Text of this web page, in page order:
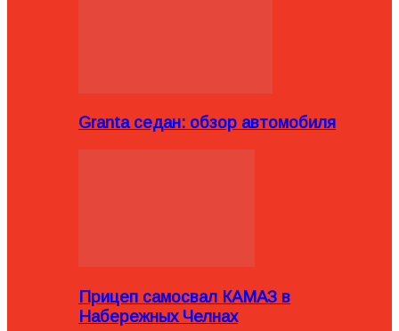
Granta седан: обзор автомобиля
Прицеп самосвал КАМАЗ в
Набережных Челнах